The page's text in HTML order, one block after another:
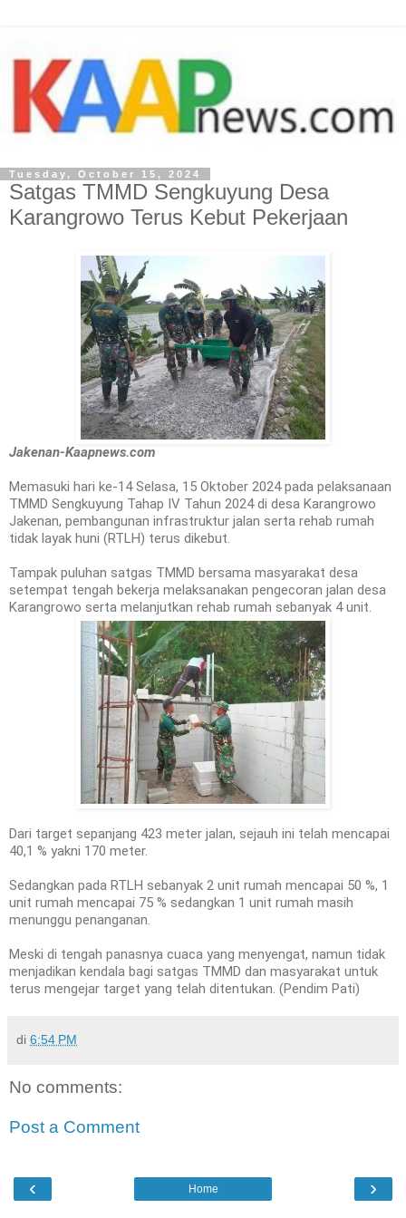
Tuesday, October 15, 2024
Satgas TMMD Sengkuyung Desa
Karangrowo Terus Kebut Pekerjaan
Jakenan-Kaapnews.com
Memasuki hari ke-14 Selasa, 15 Oktober 2024 pada pelaksanaan
TMMD Sengkuyung Tahap IV Tahun 2024 di desa Karangrowo
Jakenan, pembangunan infrastruktur jalan serta rehab rumah
tidak layak huni (RTLH) terus dikebut.
Tampak puluhan satgas TMMD bersama masyarakat desa
setempat tengah bekerja melaksanakan pengecoran jalan desa
Karangrowo serta melanjutkan rehab rumah sebanyak 4 unit.
Dari target sepanjang 423 meter jalan, sejauh ini telah mencapai
40,1 % yakni 170 meter.
Sedangkan pada RTLH sebanyak 2 unit rumah mencapai 50 %, 1
unit rumah mencapai 75 % sedangkan 1 unit rumah masih
menunggu penanganan.
Meski di tengah panasnya cuaca yang menyengat, namun tidak
menjadikan kendala bagi satgas TMMD dan masyarakat untuk
terus mengejar target yang telah ditentukan. (Pendim Pati)
di 6:54 PM
No comments:
Post a Comment
‹ ›
Home